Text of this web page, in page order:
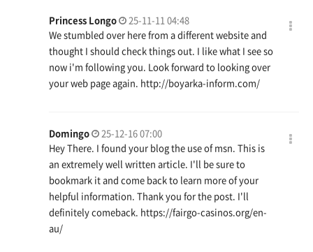
Princess Longo
25-11-11 04:48
We stumbled over here from a different website and
thought I should check things out. I like what I see so
now i'm following you. Look forward to looking over
your web page again. http://boyarka-inform.com/
Domingo
25-12-16 07:00
Hey There. I found your blog the use of msn. This is
an extremely well written article. I'll be sure to
bookmark it and come back to learn more of your
helpful information. Thank you for the post. I'll
definitely comeback. https://fairgo-casinos.org/en-
au/